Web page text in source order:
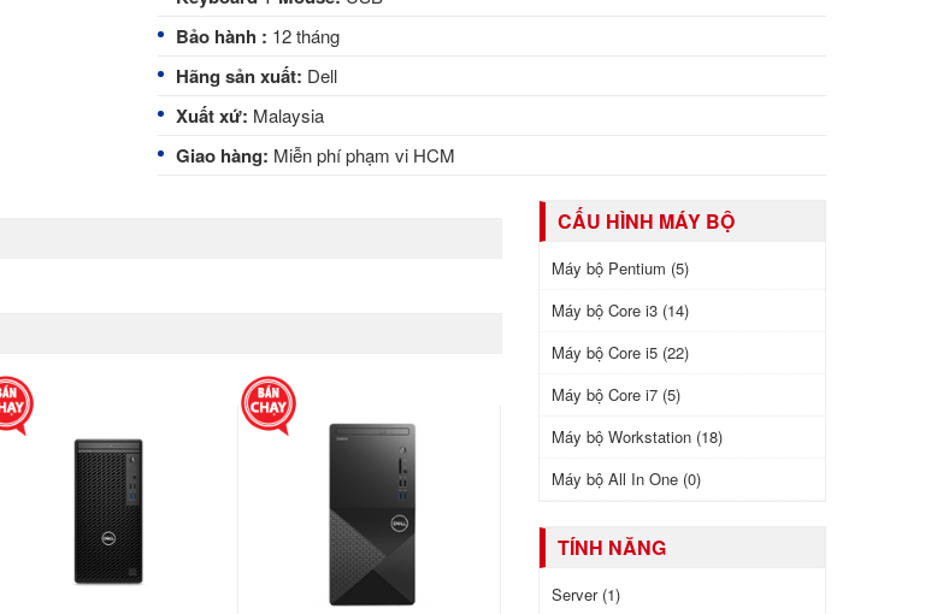
Bảo hành : 12 tháng
Hãng sản xuất: Dell
Xuất xứ: Malaysia
Giao hàng: Miễn phí phạm vi HCM
CẤU HÌNH MÁY BỘ
Máy bộ Pentium (5)
Máy bộ Core i3 (14)
Máy bộ Core i5 (22)
Máy bộ Core i7 (5)
Máy bộ Workstation (18)
Máy bộ All In One (0)
TÍNH NĂNG
Server (1)